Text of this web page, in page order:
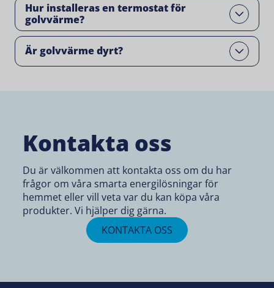
Hur installeras en termostat för
golvvärme?
Open
Är golvvärme dyrt? Open
Kontakta oss
Du är välkommen att kontakta oss om du har
frågor om våra smarta energilösningar för
hemmet eller vill veta var du kan köpa våra
produkter. Vi hjälper dig gärna.
KONTAKTA OSS